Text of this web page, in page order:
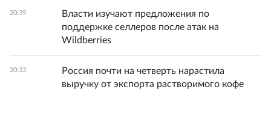
20:39
Власти изучают предложения по
поддержке селлеров после атак на
Wildberries
20:33
Россия почти на четверть нарастила
выручку от экспорта растворимого кофе